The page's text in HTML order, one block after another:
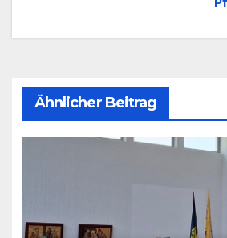
Ähnlicher Beitrag